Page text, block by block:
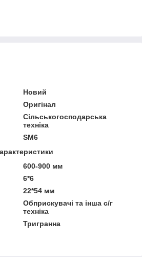
Новий
Оригінал
Сільськогосподарська
техніка
SM6
600-900 мм
6*6
22*54 мм
Обприскувачі та інша с/г
техніка
Тригранна